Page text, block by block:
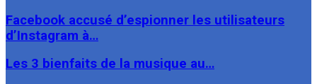
Facebook accusé d’espionner les utilisateurs
d’Instagram à…
Les 3 bienfaits de la musique au…